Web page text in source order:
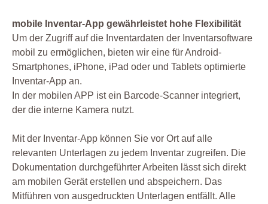
mobile Inventar-App gewährleistet hohe Flexibilität
Um der Zugriff auf die Inventardaten der Inventarsoftware
mobil zu ermöglichen, bieten wir eine für Android-
Smartphones, iPhone, iPad oder und Tablets optimierte
Inventar-App an.
In der mobilen APP ist ein Barcode-Scanner integriert,
der die interne Kamera nutzt.
Mit der Inventar-App können Sie vor Ort auf alle
relevanten Unterlagen zu jedem Inventar zugreifen. Die
Dokumentation durchgeführter Arbeiten lässt sich direkt
am mobilen Gerät erstellen und abspeichern. Das
Mitführen von ausgedruckten Unterlagen entfällt. Alle